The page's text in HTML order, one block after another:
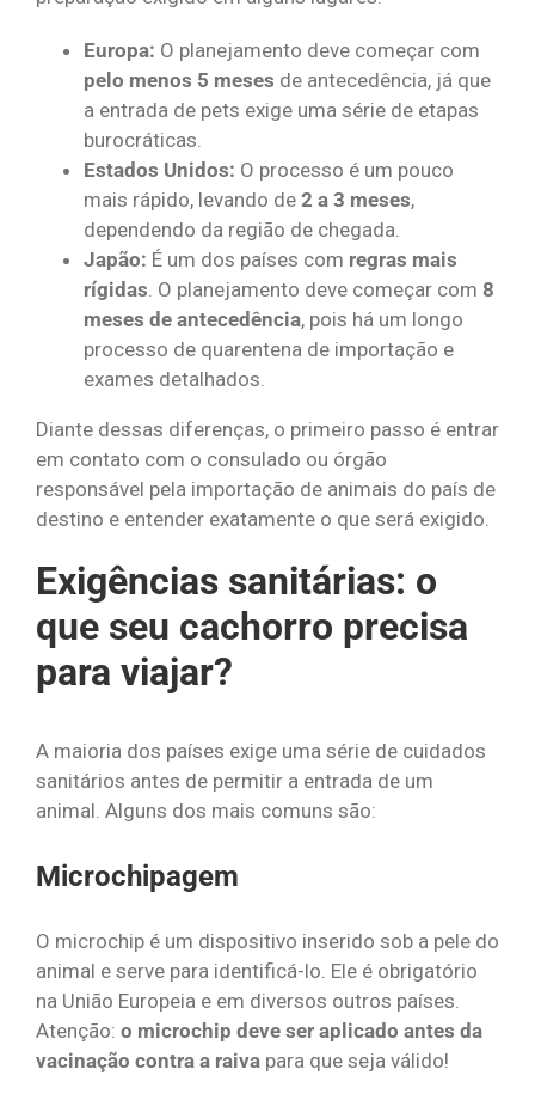
Europa: O planejamento deve começar com
pelo menos 5 meses de antecedência, já que
a entrada de pets exige uma série de etapas
burocráticas.
Estados Unidos: O processo é um pouco
mais rápido, levando de 2 a 3 meses,
dependendo da região de chegada.
Japão: É um dos países com regras mais
rígidas. O planejamento deve começar com 8
meses de antecedência, pois há um longo
processo de quarentena de importação e
exames detalhados.
Diante dessas diferenças, o primeiro passo é entrar
em contato com o consulado ou órgão
responsável pela importação de animais do país de
destino e entender exatamente o que será exigido.
Exigências sanitárias: o
que seu cachorro precisa
para viajar?
A maioria dos países exige uma série de cuidados
sanitários antes de permitir a entrada de um
animal. Alguns dos mais comuns são:
Microchipagem
O microchip é um dispositivo inserido sob a pele do
animal e serve para identificá-lo. Ele é obrigatório
na União Europeia e em diversos outros países.
Atenção: o microchip deve ser aplicado antes da
vacinação contra a raiva para que seja válido!